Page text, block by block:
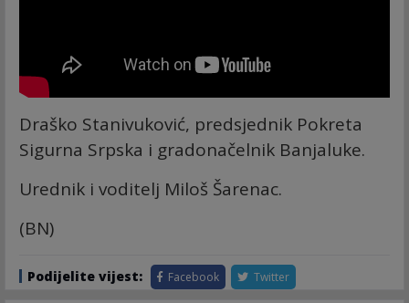
Draško Stanivuković, predsjednik Pokreta
Sigurna Srpska i gradonačelnik Banjaluke.
Urednik i voditelj Miloš Šarenac.
(BN)
Podijelite vijest: Facebook Twitter